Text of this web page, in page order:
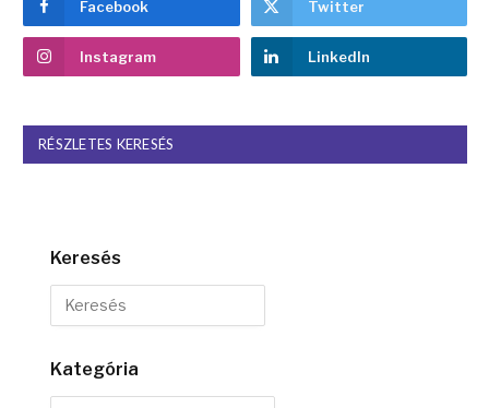
Facebook Twitter
Instagram LinkedIn
RÉSZLETES KERESÉS
Keresés
Kategória